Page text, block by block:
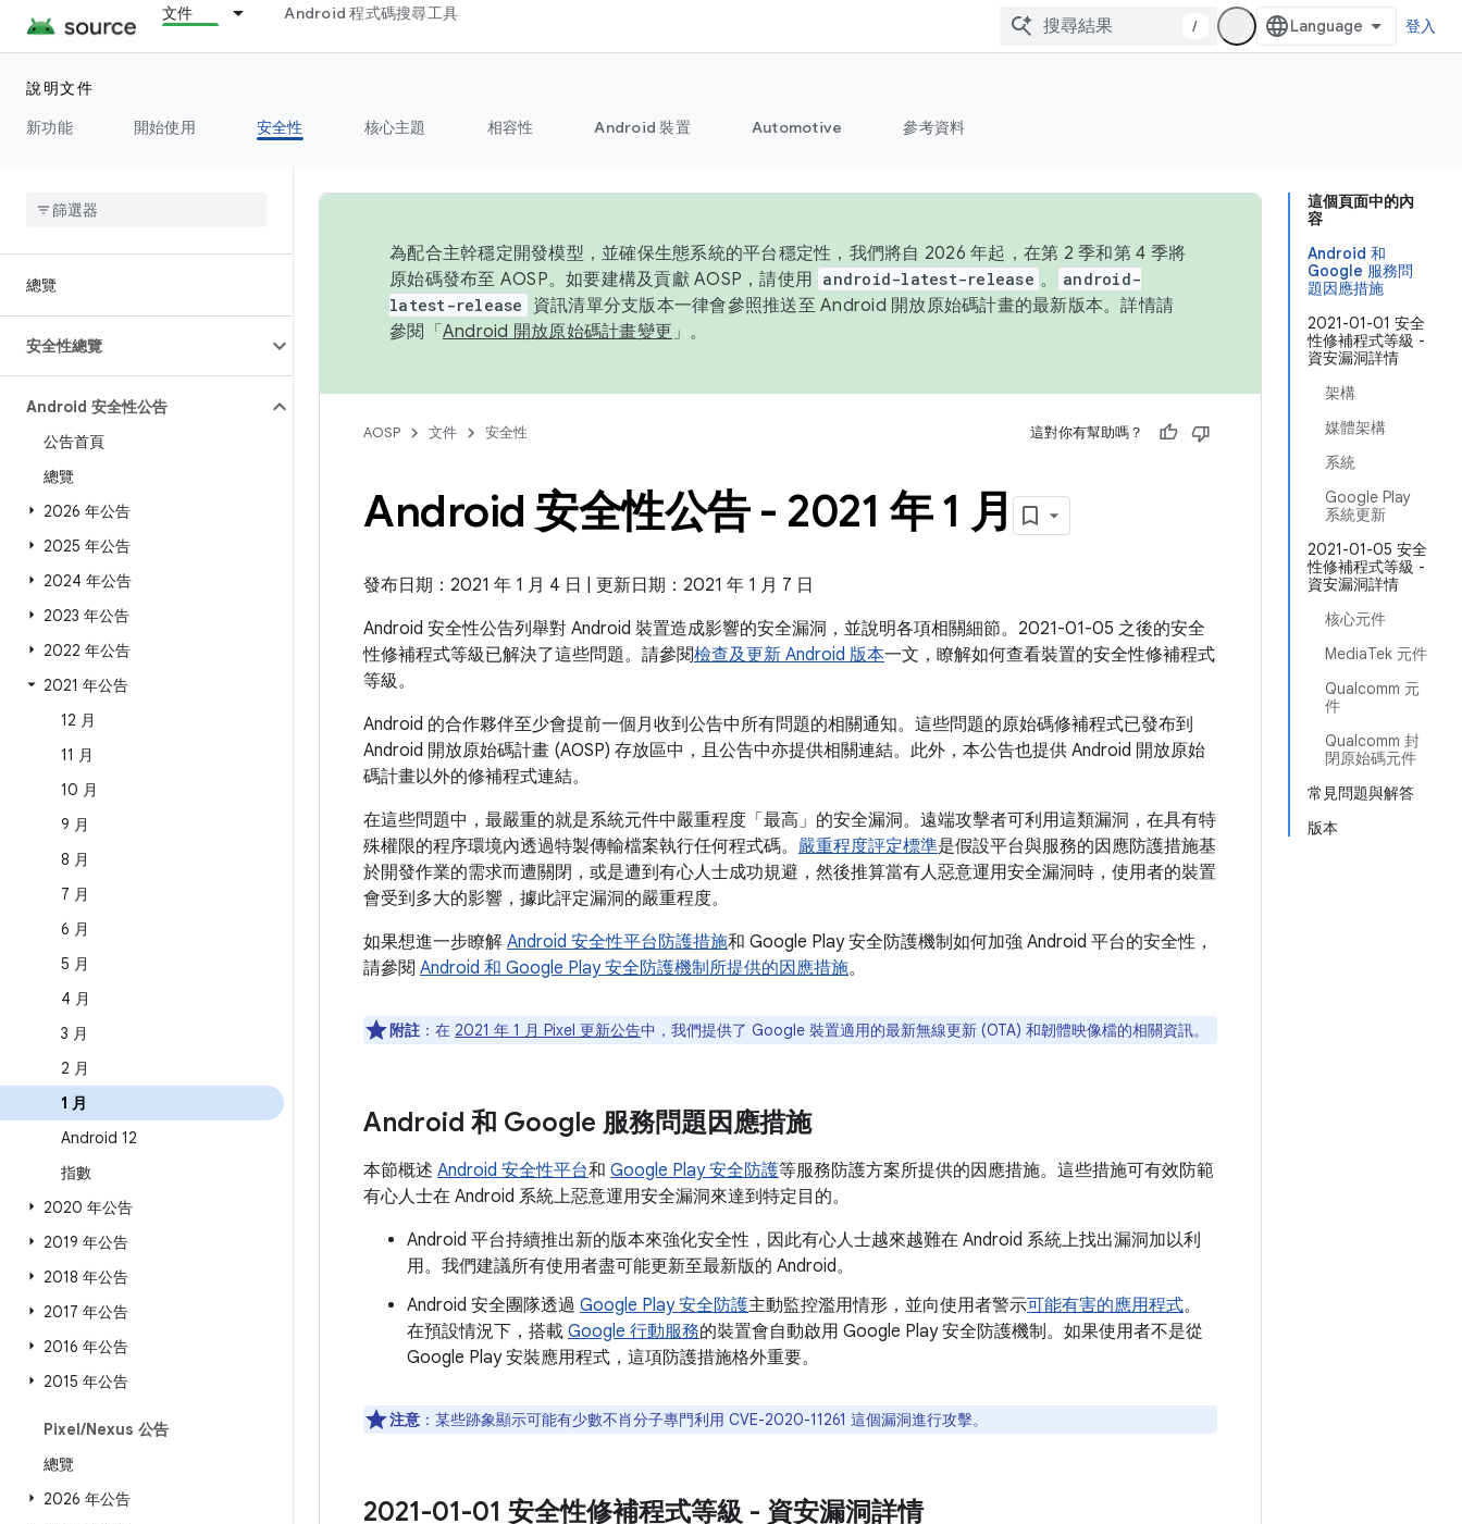
文件 Android 程式碼搜尋工具
/ 登入
說明文件
新功能
開始使用 安全性 核心主題 相容性 Android 裝置 Automotive 參考資料
總覽
安全性總覽
Android 安全性公告
公告首頁
總覽
2026 年公告
2025 年公告
2024 年公告
2023 年公告
2022 年公告
2021 年公告
12 月
11 月
10 月
9 月
8 月
7 月
6 月
5 月
4 月
3 月
2 月
1 月
Android 12
指數
2020 年公告
2019 年公告
2018 年公告
2017 年公告
2016 年公告
2015 年公告
Pixel/Nexus 公告
總覽
2026 年公告
這個頁面中的內
容
Android 和
Google 服務問
題因應措施
2021-01-01 安全
性修補程式等級 -
資安漏洞詳情
架構
媒體架構
系統
Google Play
系統更新
2021-01-05 安全
性修補程式等級 -
資安漏洞詳情
核心元件
MediaTek 元件
Qualcomm 元
件
Qualcomm 封
閉原始碼元件
常見問題與解答
版本
為配合主幹穩定開發模型，並確保生態系統的平台穩定性，我們將自 2026 年起，在第 2 季和第 4 季將
原始碼發布至 AOSP。如要建構及貢獻 AOSP，請使用 android-latest-release 。
android-
latest-release
資訊清單分支版本一律會參照推送至 Android 開放原始碼計畫的最新版本。詳情請
參閱「 Android 開放原始碼計畫變更 」。
AOSP 文件 安全性 這對你有幫助嗎？
Android 安全性公告 - 2021 年 1 月
發布日期：2021 年 1 月 4 日 | 更新日期：2021 年 1 月 7 日
Android 安全性公告列舉對 Android 裝置造成影響的安全漏洞，並說明各項相關細節。2021-01-05 之後的安全
性修補程式等級已解決了這些問題。請參閱檢查及更新 Android 版本一文，瞭解如何查看裝置的安全性修補程式
等級。
Android 的合作夥伴至少會提前一個月收到公告中所有問題的相關通知。這些問題的原始碼修補程式已發布到
Android 開放原始碼計畫 (AOSP) 存放區中，且公告中亦提供相關連結。此外，本公告也提供 Android 開放原始
碼計畫以外的修補程式連結。
在這些問題中，最嚴重的就是系統元件中嚴重程度「最高」的安全漏洞。遠端攻擊者可利用這類漏洞，在具有特
殊權限的程序環境內透過特製傳輸檔案執行任何程式碼。 嚴重程度評定標準是假設平台與服務的因應防護措施基
於開發作業的需求而遭關閉，或是遭到有心人士成功規避，然後推算當有人惡意運用安全漏洞時，使用者的裝置
會受到多大的影響，據此評定漏洞的嚴重程度。
如果想進一步瞭解 Android 安全性平台防護措施和 Google Play 安全防護機制如何加強 Android 平台的安全性，
請參閱 Android 和 Google Play 安全防護機制所提供的因應措施。
附註 ：在 2021 年 1 月 Pixel 更新公告中，我們提供了 Google 裝置適用的最新無線更新 (OTA) 和韌體映像檔的相關資訊。
Android 和 Google 服務問題因應措施
本節概述 Android 安全性平台和 Google Play 安全防護等服務防護方案所提供的因應措施。這些措施可有效防範
有心人士在 Android 系統上惡意運用安全漏洞來達到特定目的。
Android 平台持續推出新的版本來強化安全性，因此有心人士越來越難在 Android 系統上找出漏洞加以利
用。我們建議所有使用者盡可能更新至最新版的 Android。
Android 安全團隊透過 Google Play 安全防護主動監控濫用情形，並向使用者警示可能有害的應用程式。
在預設情況下，搭載 Google 行動服務的裝置會自動啟用 Google Play 安全防護機制。如果使用者不是從
Google Play 安裝應用程式，這項防護措施格外重要。
注意 ：某些跡象顯示可能有少數不肖分子專門利用 CVE-2020-11261 這個漏洞進行攻擊。
2021-01-01 安全性修補程式等級 - 資安漏洞詳情